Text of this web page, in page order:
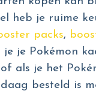
heb je ruime
packs,
je je Pokémon
als je het
besteld is